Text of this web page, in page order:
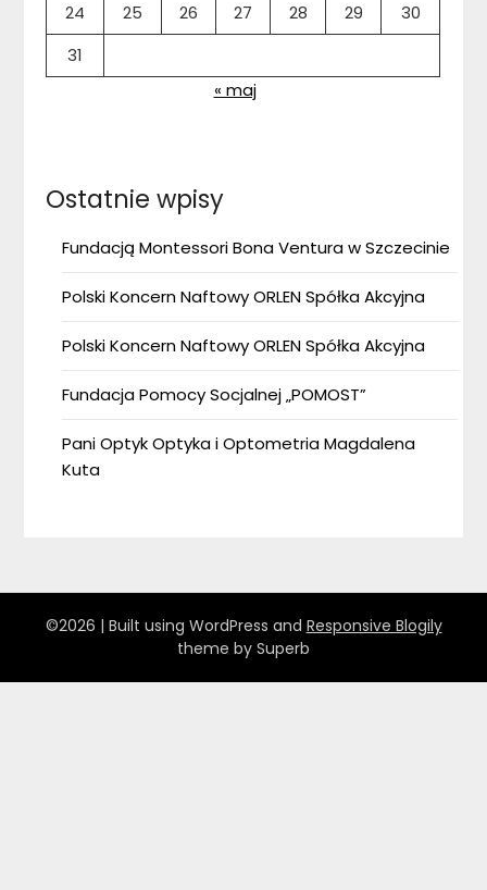
24
25 26 27 28 29
30
31
« maj
Ostatnie wpisy
Fundacją Montessori Bona Ventura w Szczecinie
Polski Koncern Naftowy ORLEN Spółka Akcyjna
Polski Koncern Naftowy ORLEN Spółka Akcyjna
Fundacja Pomocy Socjalnej „POMOST”
Pani Optyk Optyka i Optometria Magdalena
Kuta
©2026 | Built using WordPress and Responsive Blogily
theme by Superb